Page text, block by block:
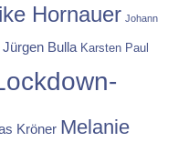
Hornauer Johann
Jürgen Bulla Karsten Paul
Kröner Melanie